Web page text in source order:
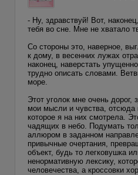
- Ну, здравствуй! Вот,
тебя во сне. Мне не хватало
Со стороны это, наверное,
к дому, в весенних лужах
наконец, наверстать
трудно описать словами.
море.
Этот уголок мне очень
мои мысли и чувства, отсюда
которое я на них смотрела.
чадящих в небо. Подумать
аллюром в заданном
привычные очертания,
объект, будь то легковушка
ненормативную лексику,
человечества, а кроссовки